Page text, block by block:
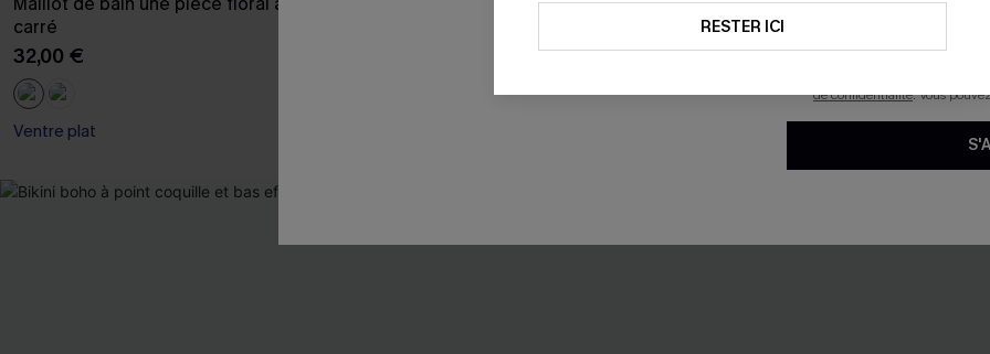
carré
32,00 €
Ventre plat
43,00 €
RESTER ICI
pouvons utiliser les données
technologies de suivi, telles
savoir si ceux-ci ont été
personnaliser nos contenus
produits susceptibles de
de confidentialité. Vous